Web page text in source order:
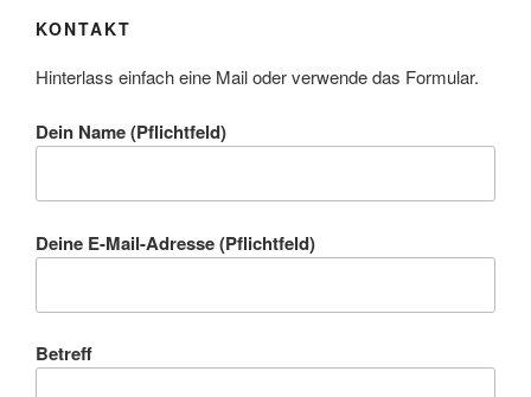
KONTAKT
Hinterlass einfach eine Mail oder verwende das Formular.
Dein Name (Pflichtfeld)
Deine E-Mail-Adresse (Pflichtfeld)
Betreff